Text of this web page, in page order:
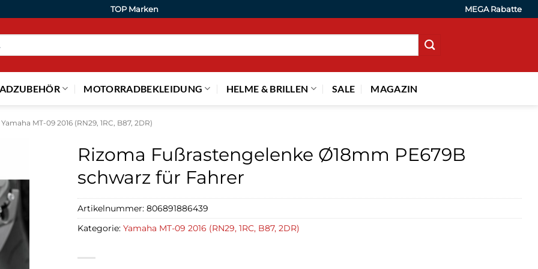
TOP Marken MEGA Rabatte
MOTORRADBEKLEIDUNG HELME & BRILLEN SALE MAGAZIN
Yamaha MT-09 2016 (RN29, 1RC, B87, 2DR)
Rizoma Fußrastengelenke Ø18mm PE679B
schwarz für Fahrer
Artikelnummer: 806891886439
Kategorie: Yamaha MT-09 2016 (RN29, 1RC, B87, 2DR)